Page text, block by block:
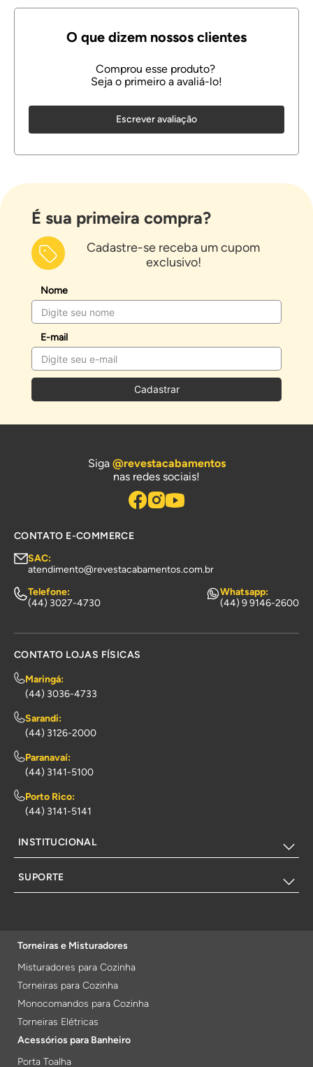
Escrever avaliação
É sua primeira compra?
Cadastre-se receba um cupom
exclusivo!
Nome
E-mail
Cadastrar
Siga @revestacabamentos
nas redes sociais!
CONTATO E-COMMERCE
SAC:
atendimento@revestacabamentos.com.br
Telefone:
(44) 3027-4730
Whatsapp:
(44) 9 9146-2600
CONTATO LOJAS FÍSICAS
Maringá:
(44) 3036-4733
Sarandi:
(44) 3126-2000
Paranavaí:
(44) 3141-5100
Porto Rico:
(44) 3141-5141
INSTITUCIONAL
SUPORTE
Torneiras e Misturadores
Misturadores para Cozinha
Torneiras para Cozinha
Monocomandos para Cozinha
Torneiras Elétricas
Acessórios para Banheiro
Porta Toalha